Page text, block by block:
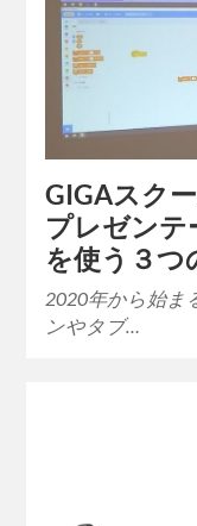
GIGAスク
プレゼン
を使う３つ
2020年から始ま
ンやタブ…